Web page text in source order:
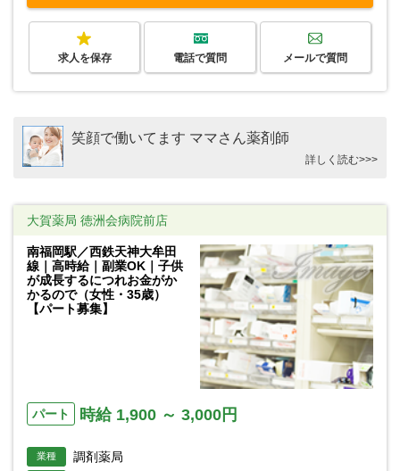
求人を保存 電話で質問 メールで質問
笑顔で働いてます ママさん薬剤師
詳しく読む>>>
大賀薬局 徳洲会病院前店
南福岡駅／西鉄天神大牟田
線｜高時給｜副業OK｜子供
が成長するにつれお金がか
かるので（女性・35歳）
【パート募集】
パート 時給 1,900 ～ 3,000円
業種 調剤薬局